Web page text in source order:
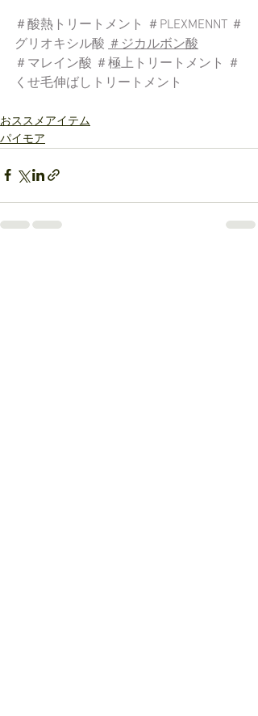
＃酸熱トリートメント ＃PLEXMENNT ＃
グリオキシル酸 ＃ジカルボン酸
＃マレイン酸 ＃極上トリートメント ＃
くせ毛伸ばしトリートメント
おススメアイテム
パイモア